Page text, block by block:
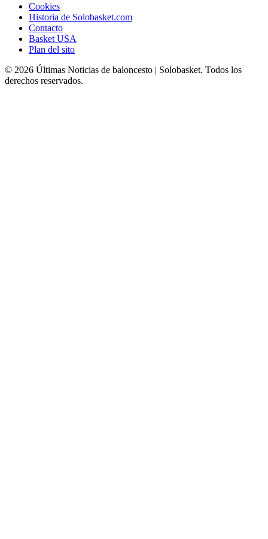
Cookies
Historia de Solobasket.com
Contacto
Basket USA
Plan del sito
© 2026 Últimas Noticias de baloncesto | Solobasket. Todos los
derechos reservados.